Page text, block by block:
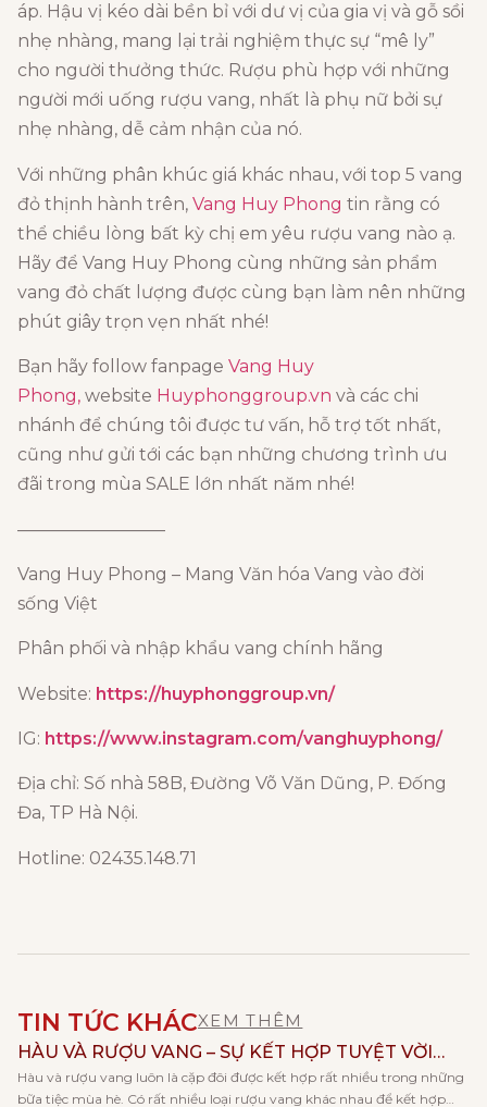
áp. Hậu vị kéo dài bền bỉ với dư vị của gia vị và gỗ sồi
nhẹ nhàng, mang lại trải nghiệm thực sự “mê ly”
cho người thưởng thức. Rượu phù hợp với những
người mới uống rượu vang, nhất là phụ nữ bởi sự
nhẹ nhàng, dễ cảm nhận của nó.
Với những phân khúc giá khác nhau, với top 5 vang
đỏ thịnh hành trên, Vang Huy Phong tin rằng có
thể chiều lòng bất kỳ chị em yêu rượu vang nào ạ.
Hãy để Vang Huy Phong cùng những sản phẩm
vang đỏ chất lượng được cùng bạn làm nên những
phút giây trọn vẹn nhất nhé!
Bạn hãy follow fanpage Vang Huy
Phong, website Huyphonggroup.vn và các chi
nhánh để chúng tôi được tư vấn, hỗ trợ tốt nhất,
cũng như gửi tới các bạn những chương trình ưu
đãi trong mùa SALE lớn nhất năm nhé!
————————–
Vang Huy Phong – Mang Văn hóa Vang vào đời
sống Việt
Phân phối và nhập khẩu vang chính hãng
Website: https://huyphonggroup.vn/
IG: https://www.instagram.com/vanghuyphong/
Địa chỉ: Số nhà 58B, Đường Võ Văn Dũng, P. Đống
Đa, TP Hà Nội.
Hotline: 02435.148.71
TIN TỨC KHÁCXEM THÊM
HÀU VÀ RƯỢU VANG – SỰ KẾT HỢP TUYỆT VỜI
CHO NGÀY HÈ
Hàu và rượu vang luôn là cặp đôi được kết hợp rất nhiều trong những
bữa tiệc mùa hè. Có rất nhiều loại rượu vang khác nhau để kết hợp